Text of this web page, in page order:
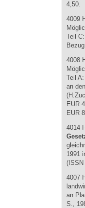
4,50.
4009
Teil
4008
Teil
an
EUR
EUR
4014
1991
(ISSN
4007
an
S.,